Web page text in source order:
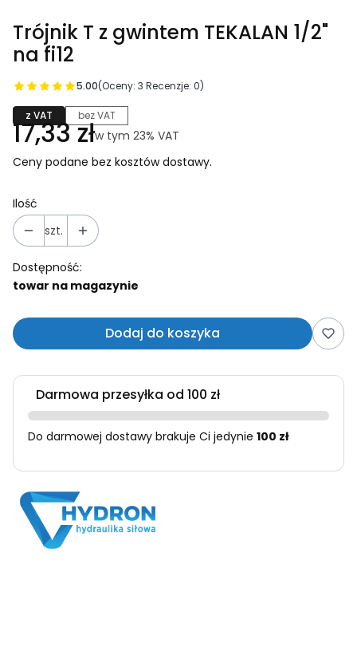
Trójnik T z gwintem TEKALAN 1/2"
na fi12
5.00(Oceny: 3 Recenzje: 0)
z VAT bez VAT
Cena
17,33 złw tym 23% VAT
w tym 23% VAT
Ceny podane bez kosztów dostawy.
Ilość
szt.
Dostępność:
towar na magazynie
Dodaj do koszyka
Darmowa przesyłka od 100 zł
Do darmowej dostawy brakuje Ci jedynie 100 zł